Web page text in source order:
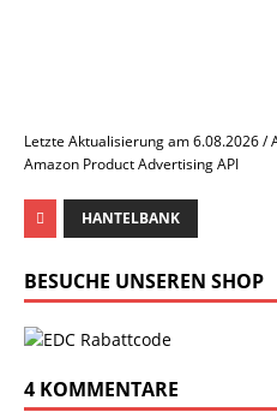
Letzte Aktualisierung am 6.08.2026 /
Amazon Product Advertising API
HANTELBANK
BESUCHE UNSEREN SHOP
4 KOMMENTARE